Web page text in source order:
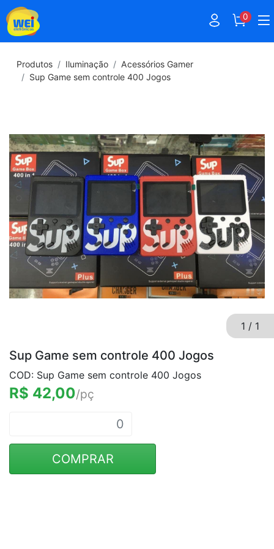
0
Produtos Iluminação
Acessórios Gamer
Sup Game sem controle 400 Jogos
1 / 1
Sup Game sem controle 400 Jogos
COD: Sup Game sem controle 400 Jogos
R$ 42,00/pç
COMPRAR